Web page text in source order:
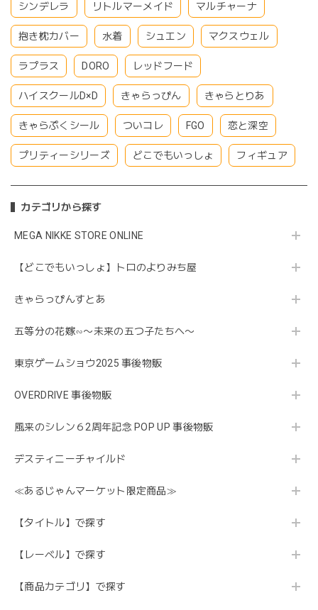
シンデレラ リトルマーメイド マルチャーナ
抱き枕カバー 水着 シュエン マクスウェル
ラプラス DORO レッドフード
ハイスクールD×D きゃらっぴん きゃらとりあ
きゃらぷくシール ついコレ FGO 恋と深空
プリティーシリーズ どこでもいっしょ フィギュア
カテゴリから探す
MEGA NIKKE STORE ONLINE
【どこでもいっしょ】トロのよりみち屋
きゃらっぴんすとあ
五等分の花嫁∽〜未来の五つ子たちへ〜
東京ゲームショウ2025 事後物販
OVERDRIVE 事後物販
風来のシレン６2周年記念 POP UP 事後物販
デスティニーチャイルド
≪あるじゃんマーケット限定商品≫
【タイトル】で探す
【レーベル】で探す
【商品カテゴリ】で探す